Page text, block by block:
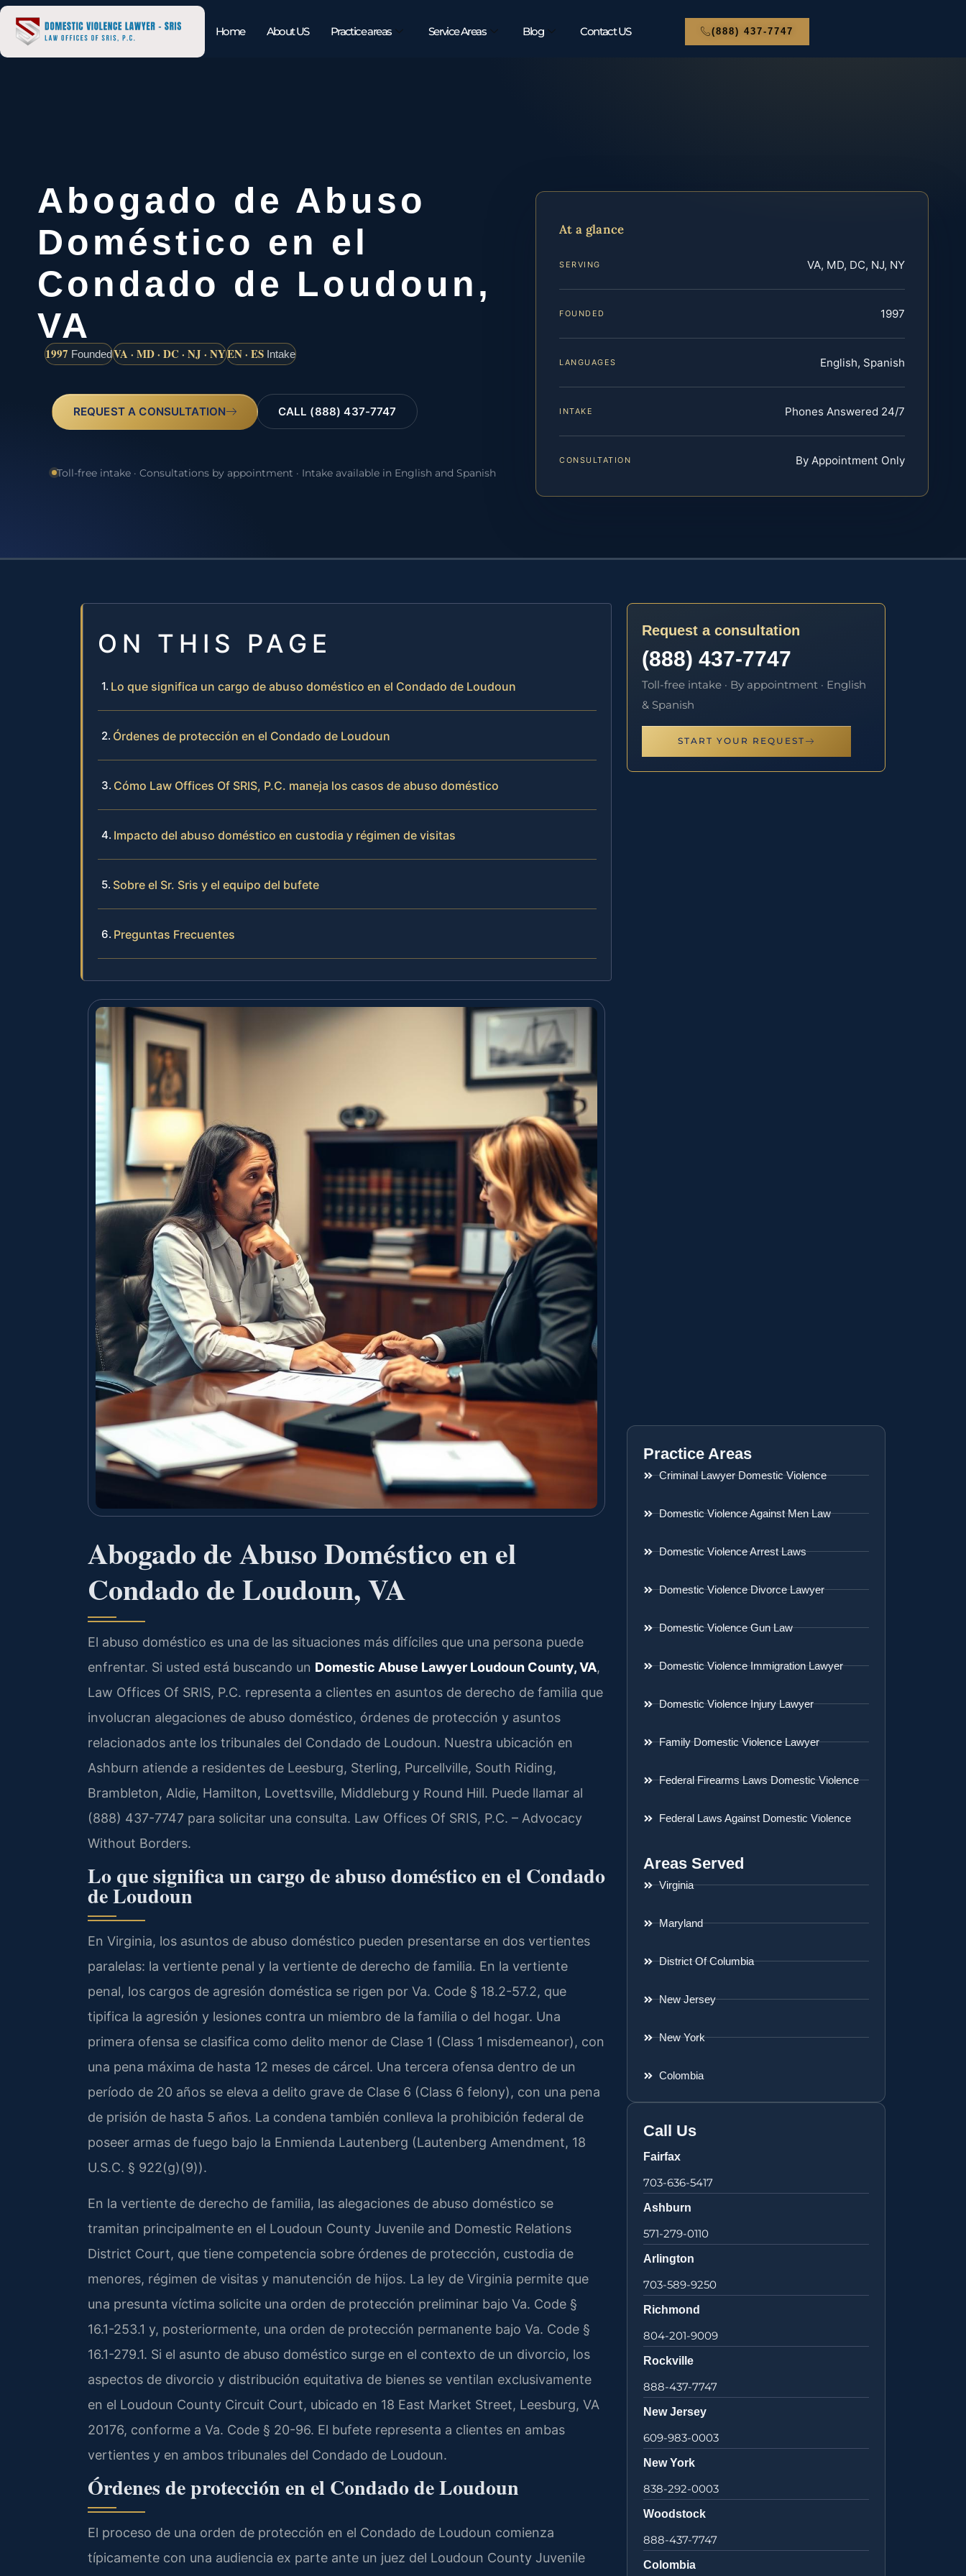
Home About US Practice areas Service Areas Blog Contact US (888) 437-7747
Abogado de Abuso
Doméstico en el
Condado de Loudoun,
VA
1997 FoundedVA · MD · DC · NJ · NYEN · ES Intake
REQUEST A CONSULTATION CALL (888) 437-7747
Toll-free intake · Consultations by appointment · Intake available in English and Spanish
At a glance
SERVING VA, MD, DC, NJ, NY
FOUNDED 1997
LANGUAGES English, Spanish
INTAKE Phones Answered 24/7
CONSULTATION By Appointment Only
ON THIS PAGE
Lo que significa un cargo de abuso doméstico en el Condado de Loudoun
Órdenes de protección en el Condado de Loudoun
Cómo Law Offices Of SRIS, P.C. maneja los casos de abuso doméstico
Impacto del abuso doméstico en custodia y régimen de visitas
Sobre el Sr. Sris y el equipo del bufete
Preguntas Frecuentes
Abogado de Abuso Doméstico en el
Condado de Loudoun, VA
El abuso doméstico es una de las situaciones más difíciles que una persona puede
enfrentar. Si usted está buscando un Domestic Abuse Lawyer Loudoun County, VA,
Law Offices Of SRIS, P.C. representa a clientes en asuntos de derecho de familia que
involucran alegaciones de abuso doméstico, órdenes de protección y asuntos
relacionados ante los tribunales del Condado de Loudoun. Nuestra ubicación en
Ashburn atiende a residentes de Leesburg, Sterling, Purcellville, South Riding,
Brambleton, Aldie, Hamilton, Lovettsville, Middleburg y Round Hill. Puede llamar al
(888) 437-7747 para solicitar una consulta. Law Offices Of SRIS, P.C. – Advocacy
Without Borders.
Lo que significa un cargo de abuso doméstico en el Condado
de Loudoun
En Virginia, los asuntos de abuso doméstico pueden presentarse en dos vertientes
paralelas: la vertiente penal y la vertiente de derecho de familia. En la vertiente
penal, los cargos de agresión doméstica se rigen por Va. Code § 18.2-57.2, que
tipifica la agresión y lesiones contra un miembro de la familia o del hogar. Una
primera ofensa se clasifica como delito menor de Clase 1 (Class 1 misdemeanor), con
una pena máxima de hasta 12 meses de cárcel. Una tercera ofensa dentro de un
período de 20 años se eleva a delito grave de Clase 6 (Class 6 felony), con una pena
de prisión de hasta 5 años. La condena también conlleva la prohibición federal de
poseer armas de fuego bajo la Enmienda Lautenberg (Lautenberg Amendment, 18
U.S.C. § 922(g)(9)).
En la vertiente de derecho de familia, las alegaciones de abuso doméstico se
tramitan principalmente en el Loudoun County Juvenile and Domestic Relations
District Court, que tiene competencia sobre órdenes de protección, custodia de
menores, régimen de visitas y manutención de hijos. La ley de Virginia permite que
una presunta víctima solicite una orden de protección preliminar bajo Va. Code §
16.1-253.1 y, posteriormente, una orden de protección permanente bajo Va. Code §
16.1-279.1. Si el asunto de abuso doméstico surge en el contexto de un divorcio, los
aspectos de divorcio y distribución equitativa de bienes se ventilan exclusivamente
en el Loudoun County Circuit Court, ubicado en 18 East Market Street, Leesburg, VA
20176, conforme a Va. Code § 20-96. El bufete representa a clientes en ambas
vertientes y en ambos tribunales del Condado de Loudoun.
Órdenes de protección en el Condado de Loudoun
El proceso de una orden de protección en el Condado de Loudoun comienza
típicamente con una audiencia ex parte ante un juez del Loudoun County Juvenile
Request a consultation
(888) 437-7747
Toll-free intake · By appointment · English
& Spanish
START YOUR REQUEST
Practice Areas
Criminal Lawyer Domestic Violence
Domestic Violence Against Men Law
Domestic Violence Arrest Laws
Domestic Violence Divorce Lawyer
Domestic Violence Gun Law
Domestic Violence Immigration Lawyer
Domestic Violence Injury Lawyer
Family Domestic Violence Lawyer
Federal Firearms Laws Domestic Violence
Federal Laws Against Domestic Violence
Areas Served
Virginia
Maryland
District Of Columbia
New Jersey
New York
Colombia
Call Us
Fairfax
703-636-5417
Ashburn
571-279-0110
Arlington
703-589-9250
Richmond
804-201-9009
Rockville
888-437-7747
New Jersey
609-983-0003
New York
838-292-0003
Woodstock
888-437-7747
Colombia